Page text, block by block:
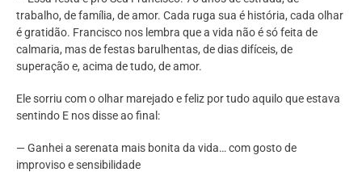
trabalho, de família, de amor. Cada ruga sua é história, cada olhar
é gratidão. Francisco nos lembra que a vida não é só feita de
calmaria, mas de festas barulhentas, de dias difíceis, de
superação e, acima de tudo, de amor.
Ele sorriu com o olhar marejado e feliz por tudo aquilo que estava
sentindo E nos disse ao final:
— Ganhei a serenata mais bonita da vida… com gosto de
improviso e sensibilidade